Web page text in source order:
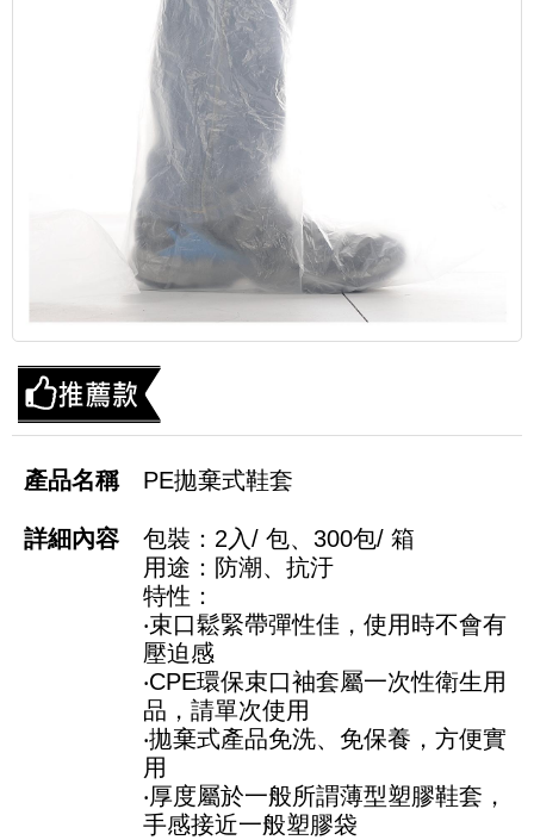
PE拋棄式鞋套
包裝：2入/ 包、300包/ 箱
用途：防潮、抗汙
特性：
‧束口鬆緊帶彈性佳，使用時不會有
壓迫感
‧CPE環保束口袖套屬一次性衛生用
品，請單次使用
‧拋棄式產品免洗、免保養，方便實
用
‧厚度屬於一般所謂薄型塑膠鞋套，
手感接近一般塑膠袋